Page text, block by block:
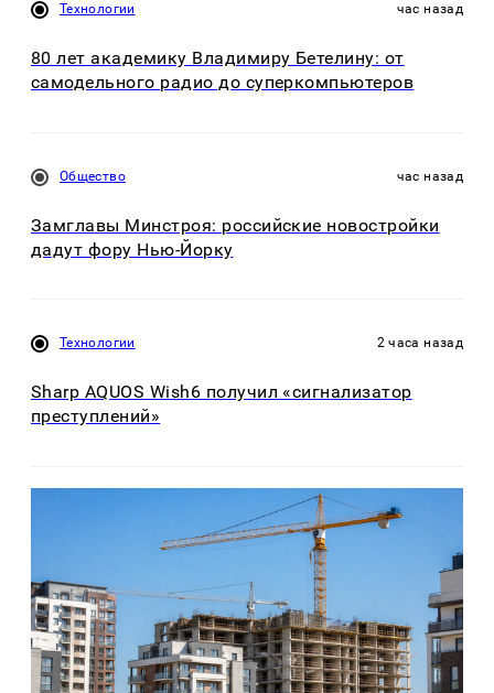
Технологии час назад
80 лет академику Владимиру Бетелину: от
самодельного радио до суперкомпьютеров
Общество час назад
Замглавы Минстроя: российские новостройки
дадут фору Нью-Йорку
Технологии 2 часа назад
Sharp AQUOS Wish6 получил «сигнализатор
преступлений»